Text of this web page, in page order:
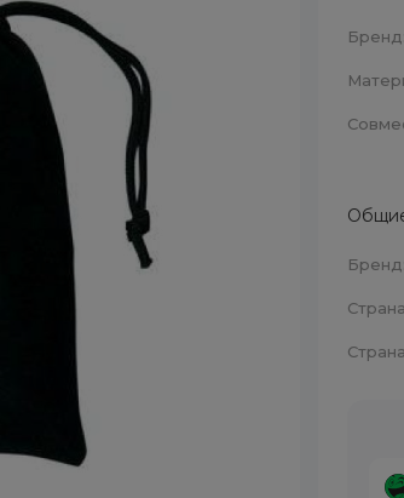
Бренд:
Бренд: